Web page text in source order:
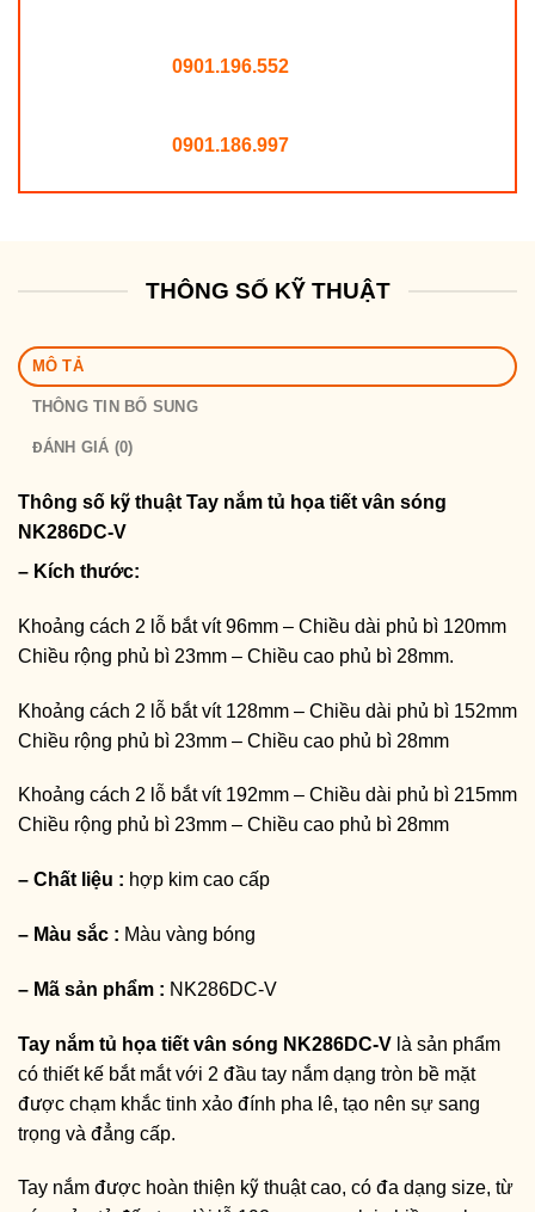
0901.196.552
0901.186.997
THÔNG SỐ KỸ THUẬT
MÔ TẢ
THÔNG TIN BỔ SUNG
ĐÁNH GIÁ (0)
Thông số kỹ thuật Tay nắm tủ họa tiết vân sóng
NK286DC-V
– Kích thước:
Khoảng cách 2 lỗ bắt vít 96mm – Chiều dài phủ bì 120mm
Chiều rộng phủ bì 23mm – Chiều cao phủ bì 28mm.
Khoảng cách 2 lỗ bắt vít 128mm – Chiều dài phủ bì 152mm
Chiều rộng phủ bì 23mm – Chiều cao phủ bì 28mm
Khoảng cách 2 lỗ bắt vít 192mm – Chiều dài phủ bì 215mm
Chiều rộng phủ bì 23mm – Chiều cao phủ bì 28mm
– Chất liệu : hợp kim cao cấp
– Màu sắc : Màu vàng bóng
– Mã sản phẩm : NK286DC-V
Tay nắm tủ họa tiết vân sóng NK286DC-V là sản phẩm
có thiết kế bắt mắt với 2 đầu tay nắm dạng tròn bề mặt
được chạm khắc tinh xảo đính pha lê, tạo nên sự sang
trọng và đẳng cấp.
Tay nắm được hoàn thiện kỹ thuật cao, có đa dạng size, từ